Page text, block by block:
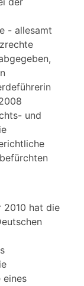
- allesamt
und
2010 hat die
eines